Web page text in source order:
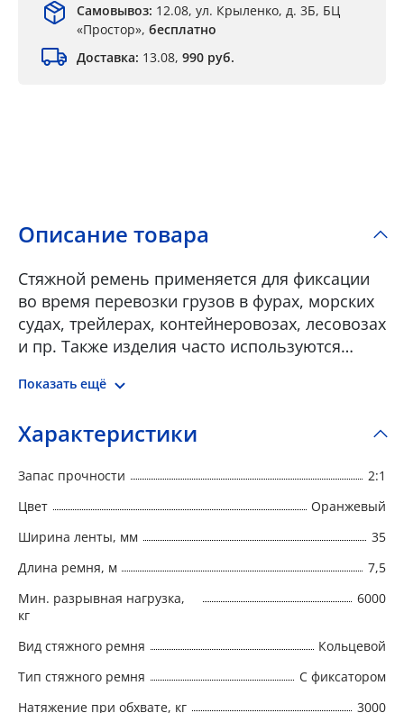
Самовывоз: 12.08, ул. Крыленко, д. 3Б, БЦ
«Простор», бесплатно
Доставка: 13.08, 990 руб.
Описание товара
Стяжной ремень применяется для фиксации
во время перевозки грузов в фурах, морских
судах, трейлерах, контейнеровозах, лесовозах
и пр. Также изделия часто используются
Ремни крепления груза состоят из прочной
для натяжения ленты. Стяжные ремни бывают
конец с натяжным механизмом, другой с
крюком. • Кольцевой – один конец с
свободный. В зависимости от характера
транспортируемого груза ремни
подбираются с различной натяжной
нагрузкой и определенной длины
Показать ещё
Характеристики
Запас прочности
2:1
Цвет
Оранжевый
Ширина ленты, мм
35
Длина ремня, м
7,5
Мин. разрывная нагрузка,
кг
6000
Вид стяжного ремня
Кольцевой
Тип стяжного ремня
С фиксатором
Натяжение при обхвате, кг
3000